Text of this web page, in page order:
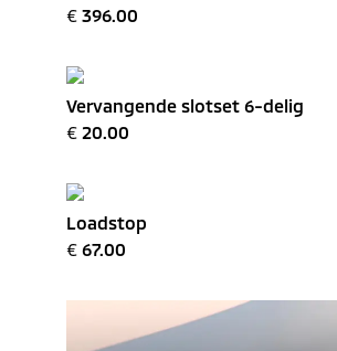
€ 396.00
Vervangende slotset 6-delig
€ 20.00
Loadstop
€ 67.00